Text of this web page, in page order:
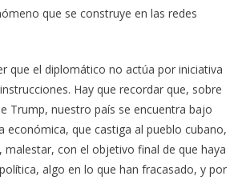
que se construye en las redes
que el diplomático no actúa por iniciativa
Hay que recordar que, sobre
Trump, nuestro país se encuentra bajo
económica, que castiga al pueblo cubano,
malestar, con el objetivo final de que haya
algo en lo que han fracasado, y por